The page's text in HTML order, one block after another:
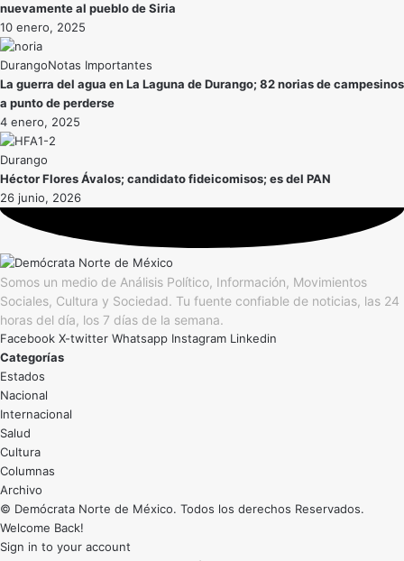
nuevamente al pueblo de Siria
10 enero, 2025
DurangoNotas Importantes
La guerra del agua en La Laguna de Durango; 82 norias de campesinos
a punto de perderse
4 enero, 2025
Durango
Héctor Flores Ávalos; candidato fideicomisos; es del PAN
26 junio, 2026
Somos un medio de Análisis Político, Información, Movimientos
Sociales, Cultura y Sociedad. Tu fuente confiable de noticias, las 24
horas del día, los 7 días de la semana.
Facebook X-twitter Whatsapp Instagram Linkedin
Categorías
Estados
Nacional
Internacional
Salud
Cultura
Archivo
© Demócrata Norte de México. Todos los derechos Reservados.
Welcome Back!
Sign in to your account